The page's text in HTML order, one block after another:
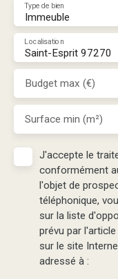
Immeuble
Type de bien
Saint-Esprit 97270
Localisation
Budget max (€)
Surface min (m²)
J'accepte le
conformément
l'objet de
téléphonique,
sur la liste
prévu par
sur le site
adressé à :